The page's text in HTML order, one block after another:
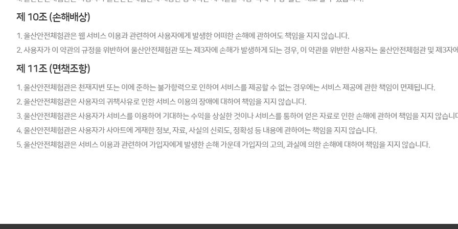
제 10조 (손해배상)
1. 울산안전체험관은 웹 서비스 이용과 관련하여 사용자에게 발생한 어떠한 손해에 관하여도 책임을 지지 않습니다.
2. 사용자가 이 약관의 규정을 위반하여 울산안전체험관 또는 제3자에 손해가 발생하게 되는 경우, 이 약관을 위반한 사용자는 울산안전체험관 및 제3자
제 11조 (면책조항)
1. 울산안전체험관은 천재지변 또는 이에 준하는 불가항력으로 인하여 서비스를 제공할 수 없는 경우에는 서비스 제공에 관한 책임이 면제됩니다.
2. 울산안전체험관은 사용자의 귀책사유로 인한 서비스 이용의 장애에 대하여 책임을 지지 않습니다.
3. 울산안전체험관은 사용자가 서비스를 이용하여 기대하는 수익을 상실한 것이나 서비스를 통하여 얻은 자료로 인한 손해에 관하여 책임을 지지 않습니
4. 울산안전체험관은 사용자가 사아트에 게재한 정보, 자료, 사실의 신뢰도, 정확성 등 내용에 관하여는 책임을 지지 않습니다.
5. 울산안전체험관은 서비스 이용과 관련하여 가입자에게 발생한 손해 가운데 가입자의 고의, 과실에 의한 손해에 대하여 책임을 지지 않습니다.